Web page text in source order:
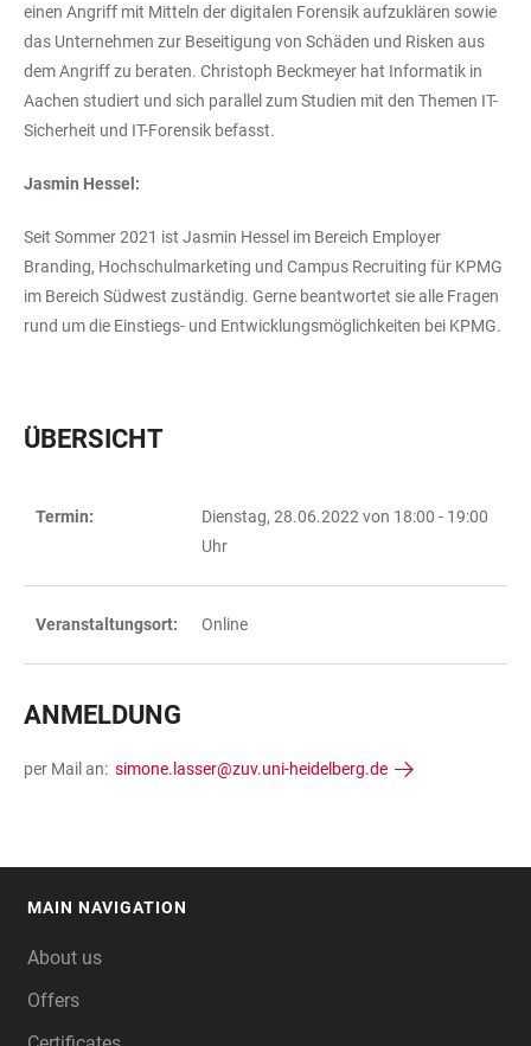
einen Angriff mit Mitteln der digitalen Forensik aufzuklären sowie
das Unternehmen zur Beseitigung von Schäden und Risken aus
dem Angriff zu beraten. Christoph Beckmeyer hat Informatik in
Aachen studiert und sich parallel zum Studien mit den Themen IT-
Sicherheit und IT-Forensik befasst.
Jasmin Hessel:
Seit Sommer 2021 ist Jasmin Hessel im Bereich Employer
Branding, Hochschulmarketing und Campus Recruiting für KPMG
im Bereich Südwest zuständig. Gerne beantwortet sie alle Fragen
rund um die Einstiegs- und Entwicklungsmöglichkeiten bei KPMG.
ÜBERSICHT
Termin:
Dienstag, 28.06.2022 von 18:00 - 19:00
Uhr
Veranstaltungsort: Online
ANMELDUNG
per Mail an: simone.lasser@zuv.uni-heidelberg.de
MAIN NAVIGATION
About us
Offers